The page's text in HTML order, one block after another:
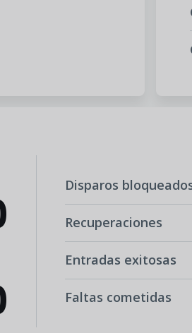
Disparos
Recuperaciones
Entradas exitosas
Faltas cometidas